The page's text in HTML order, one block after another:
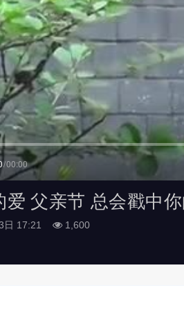
/00:00
爱 父亲节 总会戳中
日 17:21 1,600